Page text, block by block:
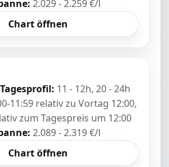
2.029 - 2.259 €/l
Chart öffnen
11 - 12h, 20 - 24h
11:59 relativ zu Vortag 12:00,
zum Tagespreis um 12:00
2.089 - 2.319 €/l
Chart öffnen